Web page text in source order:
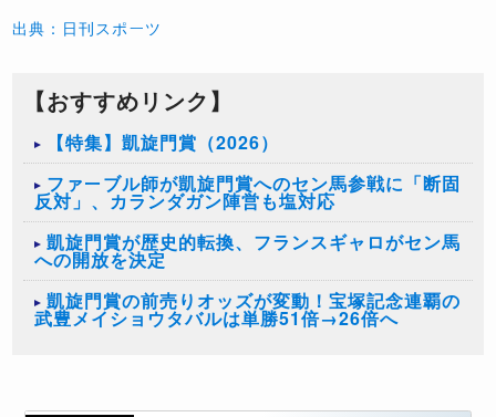
出典：日刊スポーツ
【おすすめリンク】
【特集】凱旋門賞（2026）
ファーブル師が凱旋門賞へのセン馬参戦に「断固
反対」、カランダガン陣営も塩対応
凱旋門賞が歴史的転換、フランスギャロがセン馬
への開放を決定
凱旋門賞の前売りオッズが変動！宝塚記念連覇の
武豊メイショウタバルは単勝51倍→26倍へ